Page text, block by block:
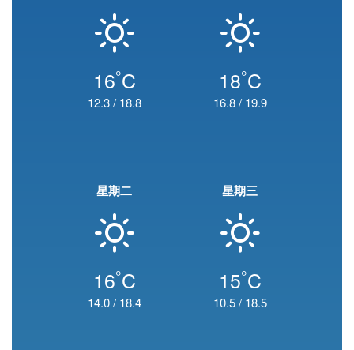
16°C
12.3/ 18.8
18°C
16.8/ 19.9
星期二
16°C
14.0/ 18.4
星期三
15°C
10.5/ 18.5